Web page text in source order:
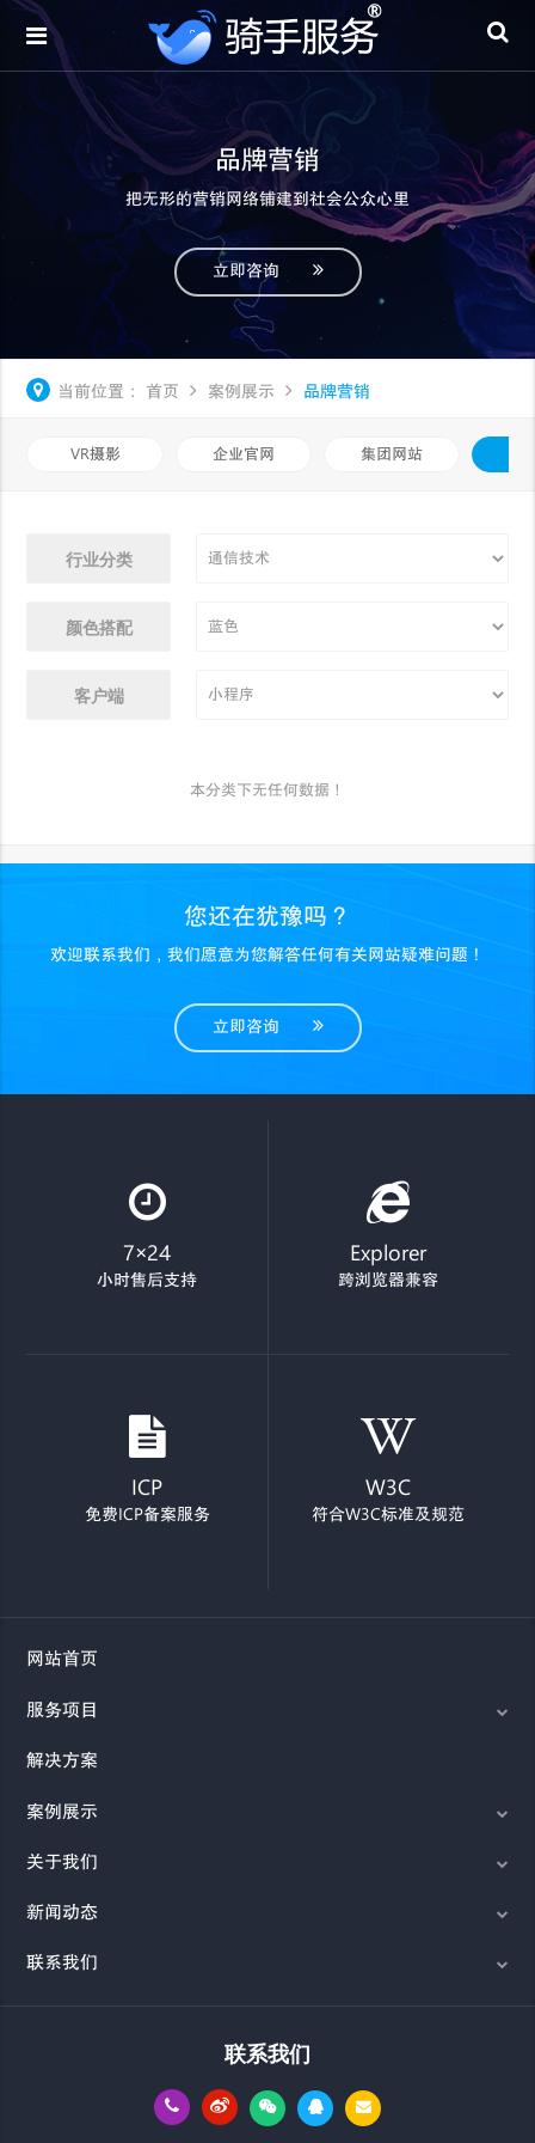
品牌营销
把无形的营销网络铺建到社会公众心里
立即咨询
当前位置： 首页 案例展示 品牌营销
VR摄影 企业官网 集团网站
行业分类
颜色搭配
客户端
本分类下无任何数据！
您还在犹豫吗？
欢迎联系我们，我们愿意为您解答任何有关网站疑难问题！
立即咨询
7×24
小时售后支持
Explorer
跨浏览器兼容
ICP
免费ICP备案服务
W3C
符合W3C标准及规范
网站首页
服务项目
解决方案
案例展示
关于我们
新闻动态
联系我们
联系我们